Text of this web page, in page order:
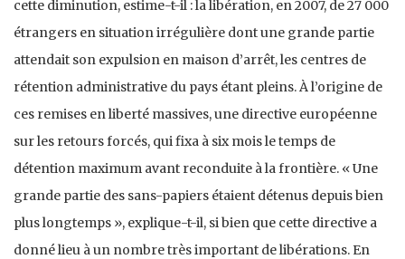
cette diminution, estime-t-il : la libération, en 2007, de 27 000
étrangers en situation irrégulière dont une grande partie
attendait son expulsion en maison d’arrêt, les centres de
rétention administrative du pays étant pleins. À l’origine de
ces remises en liberté massives, une directive européenne
sur les retours forcés, qui fixa à six mois le temps de
détention maximum avant reconduite à la frontière. « Une
grande partie des sans-papiers étaient détenus depuis bien
plus longtemps », explique-t-il, si bien que cette directive a
donné lieu à un nombre très important de libérations. En